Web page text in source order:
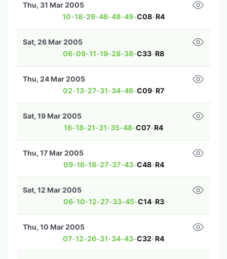
10-18-29-46-48-49-C08-R4
Thu, 31 Mar 2005
06-09-11-19-28-38-C33-R8
Sat, 26 Mar 2005
02-13-27-31-34-46-C09-R7
Thu, 24 Mar 2005
16-18-21-31-35-48-C07-R4
Sat, 19 Mar 2005
09-16-18-27-37-43-C48-R4
Thu, 17 Mar 2005
06-10-12-27-33-45-C14-R3
Sat, 12 Mar 2005
07-12-26-31-34-43-C32-R4
Thu, 10 Mar 2005